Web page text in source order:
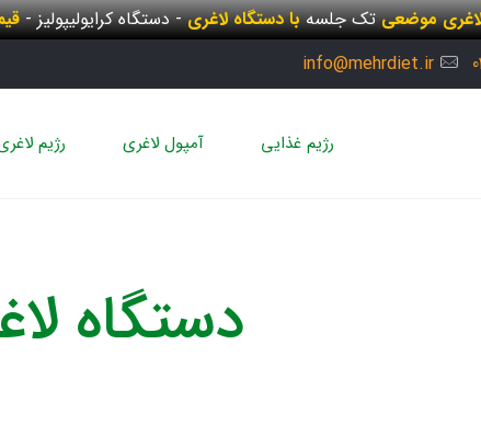
موضعیتک جلسهبا دستگاه لاغری- دستگاه کرایولیپولیز -قیمت
info@mehrdiet.ir
رژیم غذایی آمپول لاغری رژیم
دستگاه